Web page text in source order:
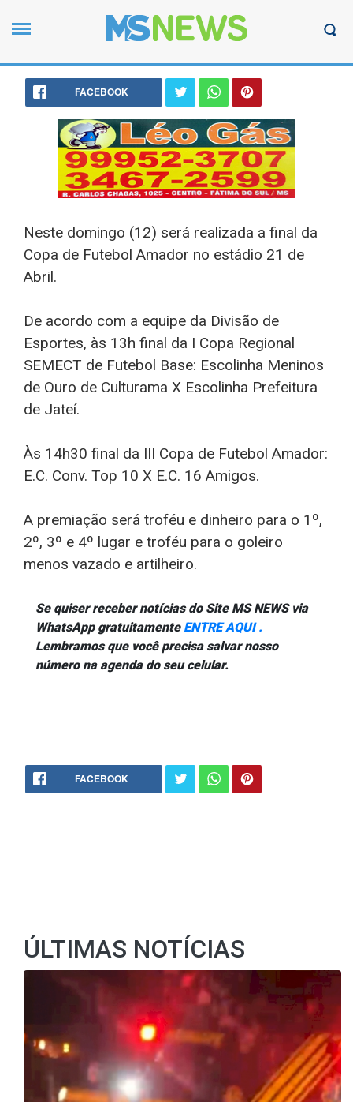
FACEBOOK
Neste domingo (12) será realizada a final da
Copa de Futebol Amador no estádio 21 de
Abril.
De acordo com a equipe da Divisão de
Esportes, às 13h final da I Copa Regional
SEMECT de Futebol Base: Escolinha Meninos
de Ouro de Culturama X Escolinha Prefeitura
de Jateí.
Às 14h30 final da III Copa de Futebol Amador:
E.C. Conv. Top 10 X E.C. 16 Amigos.
A premiação será troféu e dinheiro para o 1º,
2º, 3º e 4º lugar e troféu para o goleiro
menos vazado e artilheiro.
Se quiser receber notícias do Site MS NEWS via
WhatsApp gratuitamente ENTRE AQUI .
Lembramos que você precisa salvar nosso
número na agenda do seu celular.
FACEBOOK
ÚLTIMAS NOTÍCIAS